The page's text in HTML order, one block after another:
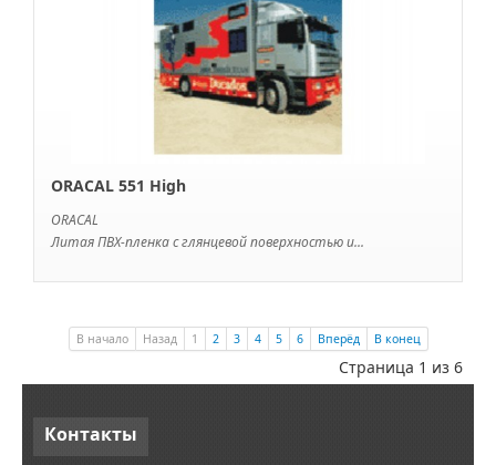
ORACAL 551 High
ORACAL
Литая ПВХ-пленка с глянцевой поверхностью и...
В начало Назад 1 2 3 4 5 6 Вперёд В конец
Страница 1 из 6
Контакты